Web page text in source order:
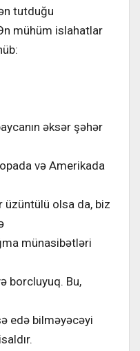
tutduğu
mühüm islahatlar
əksər şəhər
və Amerikada
üzüntülü olsa da, biz
münasibətləri
borcluyuq. Bu,
edə bilməyəcəyi